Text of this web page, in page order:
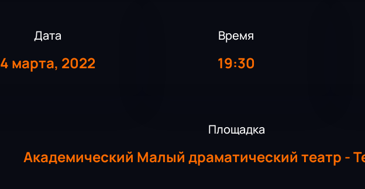
Дата
4 марта, 2022
Время
19:30
Площадка
Академический Малый драматический театр -